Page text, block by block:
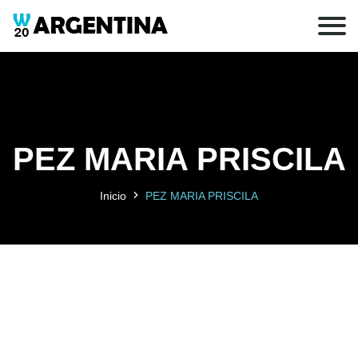
PEZ MARIA PRISCILA
Inicio PEZ MARIA PRISCILA